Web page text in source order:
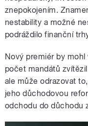
znepokojením.
nestability a možné
podráždilo finanční
Nový premiér by
počet mandátů
ale může odrazovat
jeho důchodovou
odchodu do důchodu